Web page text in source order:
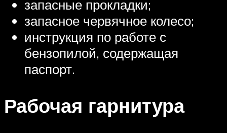
запасные прокладки;
запасное червячное колесо;
инструкция по работе с
бензопилой, содержащая
паспорт.
Рабочая гарнитура